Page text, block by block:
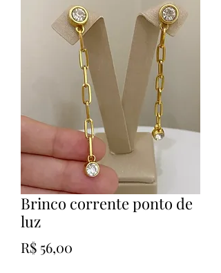
Brinco corrente ponto de
luz
R$ 56,00